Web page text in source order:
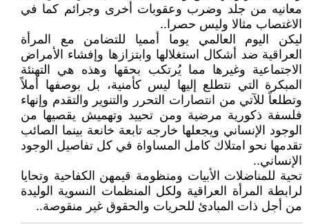
معانيه من جلد وضرب وعقوبات أخرى وجرائم كما في
الاغتصاب مثالا وليس حصرا..
ليكن اليوم العالمي يوما أمميا للتضامن مع المرأة
العراقية ضد أشكال استغلالها وابتزازها وإفشاء الأمراض
الاجتماعية وغيرها مما يُرتكب بحقها وهذه هي التهنئة
المبكرة التي نتطلع إليها ليس كأمنية، بل بوصفها أملاً
وتطلعاً للآتي من انتصارات التحرر والتنوير والتقدم وإنهاء
فلسفة ذكورية مرضية ومن تحييد وتهميش يقصيها من
الوجود الإنساني ويجعلها خارجه تابعة خانعة بينما الصائب
تقدمها نحو امتلاك كامل المساواة في كل تفاصيل الوجود
الإنساني..
تحية للمناضلات الأبيات ومنظومة قيمهن الكفاحية وتحايا
لرابطة المرأة العراقية ولكل المنظمات النسوية الوليدة
من أجل ذات المبادئ للحريات والحقوق غير منقوصة..